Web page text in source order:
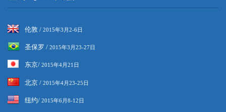
伦敦 / 2015年3月2-6日
圣保罗 / 2015年3月23-27日
东京/ 2015年4月21日
北京 / 2015年4月23-25日
纽约/ 2015年6月8-12日